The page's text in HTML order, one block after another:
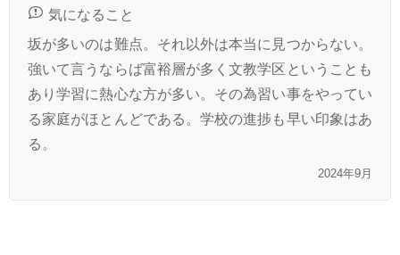
気になること
坂が多いのは難点。それ以外は本当に見つからない。
強いて言うならば富裕層が多く文教学区ということも
あり学習に熱心な方が多い。その為習い事をやってい
る家庭がほとんどである。学校の進捗も早い印象はあ
る。
2024年9月